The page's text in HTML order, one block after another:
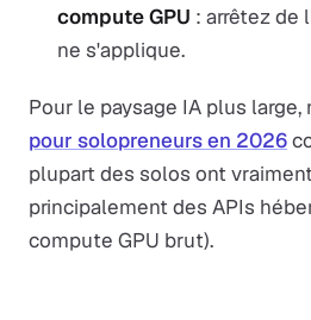
compute GPU : arrêtez de
ne s'applique.
Pour le paysage IA plus large,
pour solopreneurs en 2026
plupart des solos ont
principalement des APIs
compute GPU brut).